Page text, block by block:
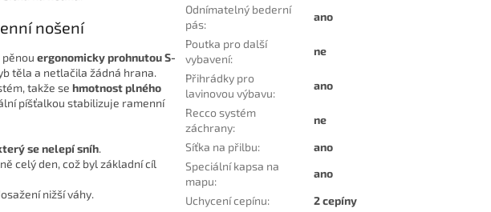
nošení
ergonomicky prohnutou S-
těla a netlačila žádná hrana.
takže se hmotnost plného
píšťalkou stabilizuje ramenní
se nelepí sníh.
celý den, což byl základní cíl
nižší váhy.
Odnímatelný bederní
pás:
ano
Poutka pro další
vybavení:
ne
Přihrádky pro
lavinovou výbavu:
ano
Recco systém
záchrany:
ne
Síťka na přilbu:
ano
Speciální kapsa na
mapu:
ano
Uchycení cepínu:
2 cepíny